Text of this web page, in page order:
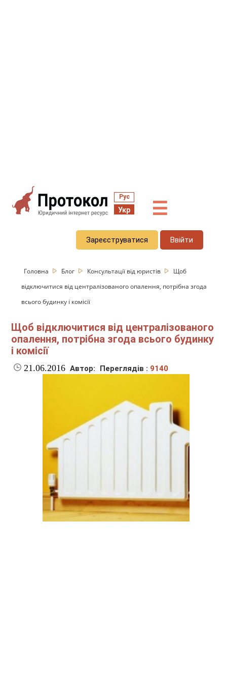
Рус
Укр ☰
Зареєструватися Ввійти
Головна Блог Консультації від юристів
Щоб
відключитися від централізованого опалення, потрібна згода
всього будинку і комісії
Щоб відключитися від централізованого
опалення, потрібна згода всього будинку
і комісії
21.06.2016 Автор: Переглядів : 9140